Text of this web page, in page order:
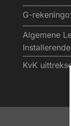
G-
Algemene
KvK